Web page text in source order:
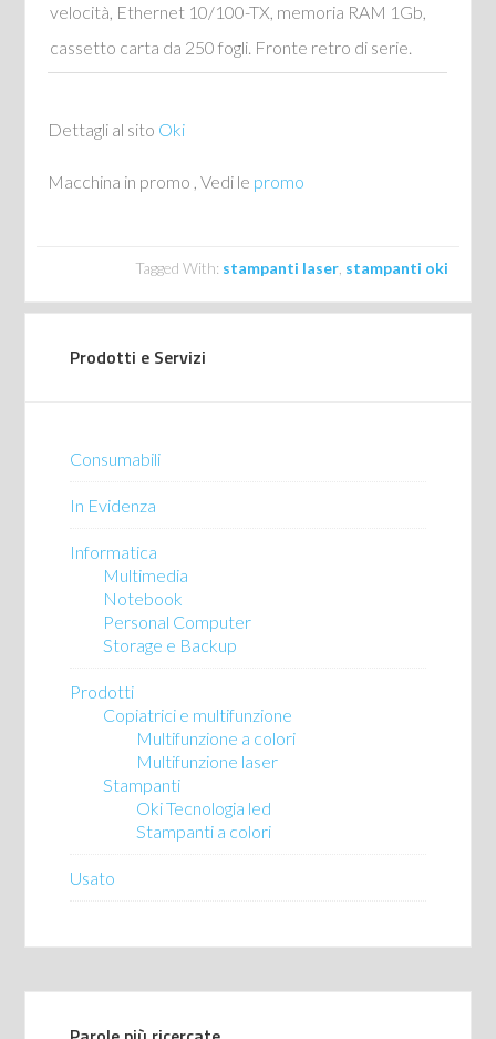
velocità, Ethernet 10/100-TX, memoria RAM 1Gb,
cassetto carta da 250 fogli. Fronte retro di serie.
Dettagli al sito Oki
Macchina in promo , Vedi le promo
Tagged With: stampanti laser, stampanti oki
Prodotti e Servizi
Consumabili
In Evidenza
Informatica
Multimedia
Notebook
Personal Computer
Storage e Backup
Prodotti
Copiatrici e multifunzione
Multifunzione a colori
Multifunzione laser
Stampanti
Oki Tecnologia led
Stampanti a colori
Usato